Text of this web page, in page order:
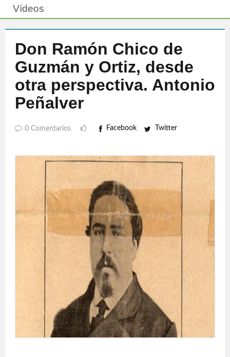
Vídeos
Don Ramón Chico de
Guzmán y Ortiz, desde
otra perspectiva. Antonio
Peñalver
0 Comentarios Facebook Twitter